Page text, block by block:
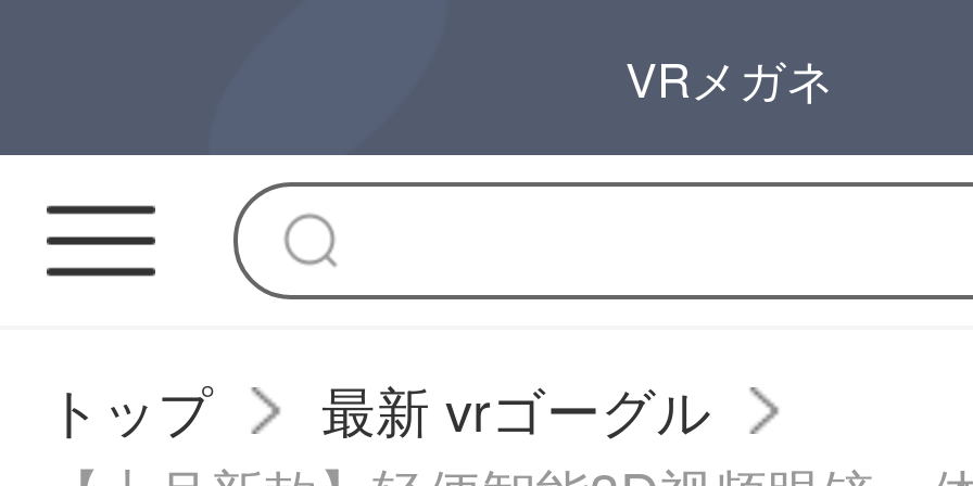
VRメガネ
トップ
最新 vrゴーグル